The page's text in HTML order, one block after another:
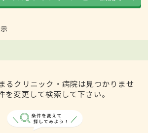
るクリニック・病院は見つかりませ
を変更して検索して下さい。